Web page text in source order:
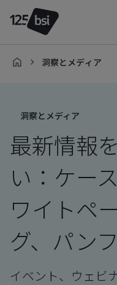
洞察とメディア
洞察とメディア
最新情報
い：ケー
ワイトペ
グ、パン
イベント、ウェビ